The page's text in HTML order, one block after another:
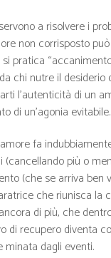
a risolvere i
non corrisposto
si pratica
chi nutre il
l’autenticità di un
di un’agonia evitabile.
fa
(cancellando più o
(che se arriva ben
che riunisca la
di più, che
di recupero diventa
minata dagli eventi.